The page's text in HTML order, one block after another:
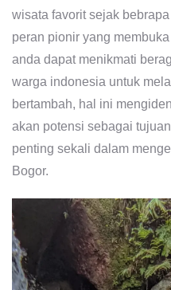
wisata favorit sejak
peran pionir yang
anda dapat menikmati
warga indonesia untuk
bertambah, hal ini
akan potensi sebagai
penting sekali dalam
Bogor.